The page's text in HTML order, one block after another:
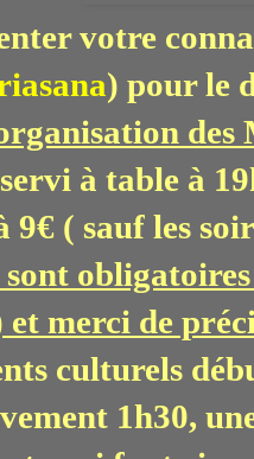
votre
) pour le
des
à table à
9€ ( sauf les
merci de
culturels
1h30,